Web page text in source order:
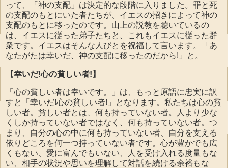
って、「神の支配」は決定的な段階に入りました。罪と死
の支配のもとにいた者たちが、イエスの招きによって神の
支配のもとに移ったのです。山上の説教を聴いているの
は、イエスに従った弟子たちと、これもイエスに従った群
衆です。イエスはそんな人びとを祝福して言います。「あ
なたがたは幸いだ、神の支配に移ったのだから!」と。
【幸いだ!心の貧しい者!】
「心の貧しい者は幸いです。」は、もっと原語に忠実に訳
すと「幸いだ!心の貧しい者!」となります。私たちは心の貧
しい者。貧しい者とは、何も持っていない者。人より少な
くしか持っていない者ではなく、何も持っていない者。つ
まり、自分の心の中に何も持っていない者、自分を支える
依りどころを何一つ持っていない者です。心が豊かでも広
くもない、愛に富んでもいない、人を受け入れる度量もな
い、相手の状況や思いを理解して対話を続ける余裕もな